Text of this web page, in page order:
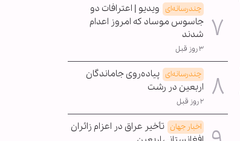
چندرسانه‌ای ویدیو | اعترافات دو
جاسوس موساد که امروز اعدام
شدند
۳ روز قبل
چندرسانه‌ای پیاده‌روی جاماندگان
اربعین در رشت
۲ روز قبل
اخبار جهان تأخیر عراق در اعزام زائران